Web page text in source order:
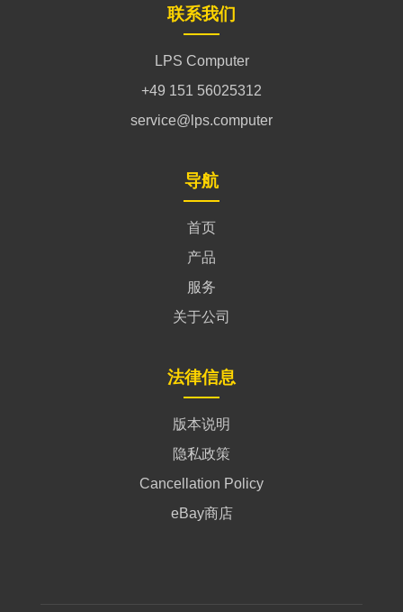
联系我们
LPS Computer
+49 151 56025312
service@lps.computer
导航
首页
产品
服务
关于公司
法律信息
版本说明
隐私政策
Cancellation Policy
eBay商店